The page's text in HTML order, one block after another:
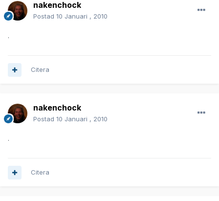
nakenchock
Postad 10 Januari , 2010
.
Citera
nakenchock
Postad 10 Januari , 2010
.
Citera